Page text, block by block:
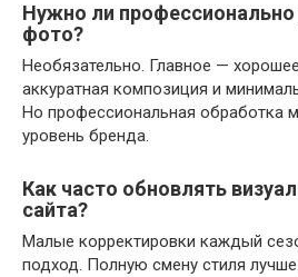
Нужно ли профессионально
фото?
Необязательно. Главное —
аккуратная композиция и
Но профессиональная обработка
уровень бренда.
Как часто обновлять
сайта?
Малые корректировки каждый
подход. Полную смену стиля